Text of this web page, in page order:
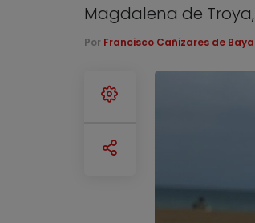
Magdalena de
Por Francisco Cañizares de Baya